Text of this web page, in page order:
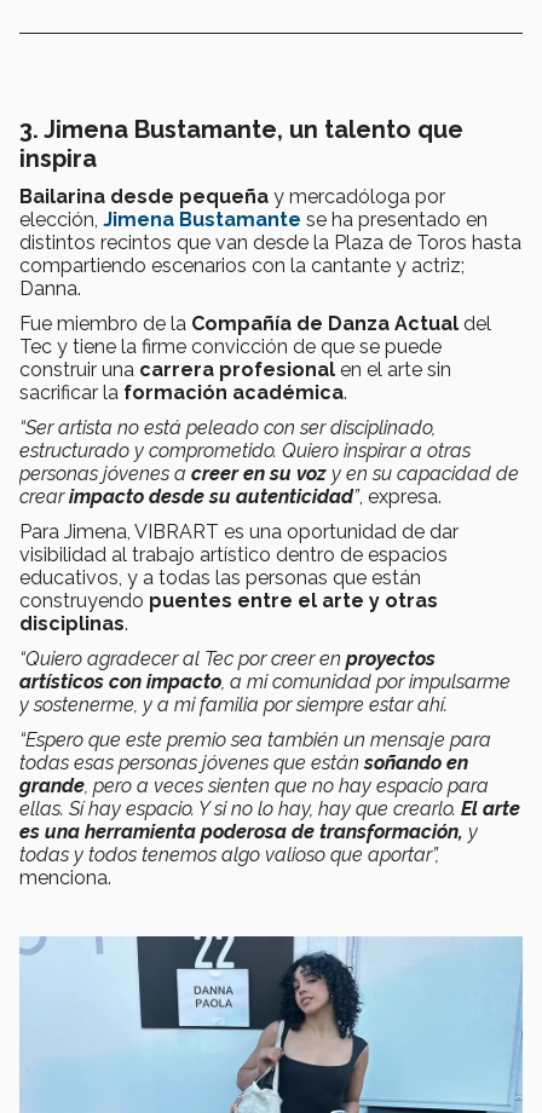
3. Jimena Bustamante, un talento que
inspira
Bailarina desde pequeña y mercadóloga por
elección, Jimena Bustamante se ha presentado en
distintos recintos que van desde la Plaza de Toros hasta
compartiendo escenarios con la cantante y actriz;
Danna.
Fue miembro de la Compañía de Danza Actual del
Tec y tiene la firme convicción de que se puede
construir una carrera profesional en el arte sin
sacrificar la formación académica.
“Ser artista no está peleado con ser disciplinado,
estructurado y comprometido. Quiero inspirar a otras
personas jóvenes a creer en su voz y en su capacidad de
crearimpacto desde su autenticidad”, expresa.
Para Jimena, VIBRART es una oportunidad de dar
visibilidad al trabajo artístico dentro de espacios
educativos, y a todas las personas que están
construyendo puentes entre el arte y otras
disciplinas.
“Quiero agradecer al Tec por creer en proyectos
artísticos con impacto , a mi comunidad por impulsarme
y sostenerme, y a mi familia por siempre estar ahí.
“Espero que este premio sea también un mensaje para
todas esas personas jóvenes que estánsoñando en
grande , pero a veces sienten que no hay espacio para
ellas. Sí hay espacio. Y si no lo hay, hay que crearlo. El arte
es una herramienta poderosa de transformación, y
todas y todos tenemos algo valioso que aportar”,
menciona.